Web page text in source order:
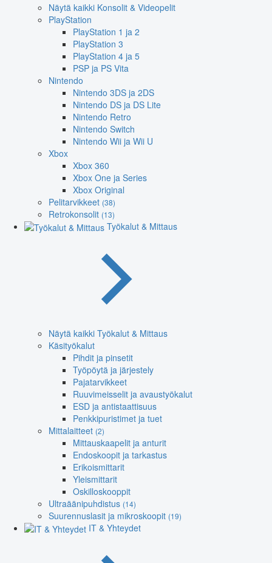
Näytä kaikki Konsolit & Videopelit
PlayStation
PlayStation 1 ja 2
PlayStation 3
PlayStation 4 ja 5
PSP ja PS Vita
Nintendo
Nintendo 3DS ja 2DS
Nintendo DS ja DS Lite
Nintendo Retro
Nintendo Switch
Nintendo Wii ja Wii U
Xbox
Xbox 360
Xbox One ja Series
Xbox Original
Pelitarvikkeet (38)
Retrokonsolit (13)
Työkalut & Mittaus
Näytä kaikki Työkalut & Mittaus
Käsityökalut
Pihdit ja pinsetit
Työpöytä ja järjestely
Pajatarvikkeet
Ruuvimeisselit ja avaustyökalut
ESD ja antistaattisuus
Penkkipuristimet ja tuet
Mittalaitteet (2)
Mittauskaapelit ja anturit
Endoskoopit ja tarkastus
Erikoismittarit
Yleismittarit
Oskilloskooppit
Ultraäänipuhdistus (14)
Suurennuslasit ja mikroskoopit (19)
IT & Yhteydet